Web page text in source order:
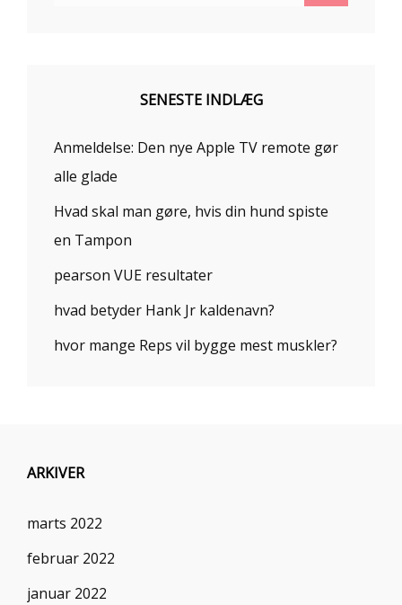
SENESTE INDLÆG
Anmeldelse: Den nye Apple TV remote gør
alle glade
Hvad skal man gøre, hvis din hund spiste
en Tampon
pearson VUE resultater
hvad betyder Hank Jr kaldenavn?
hvor mange Reps vil bygge mest muskler?
ARKIVER
marts 2022
februar 2022
januar 2022